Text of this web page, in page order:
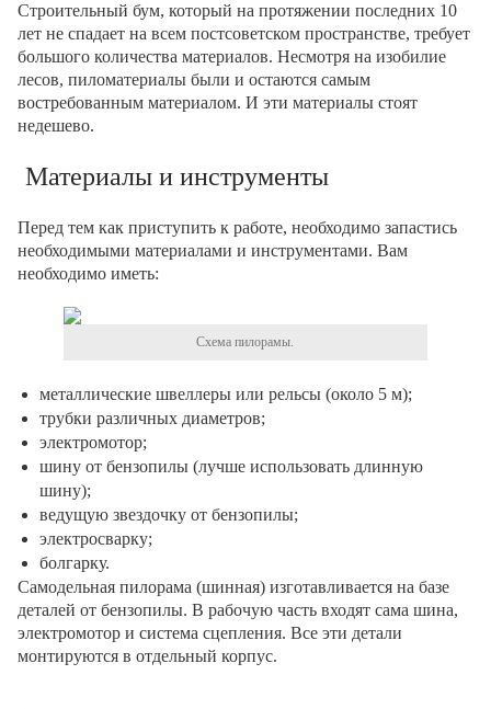
Строительный бум, который на протяжении последних 10
лет не спадает на всем постсоветском пространстве, требует
большого количества материалов. Несмотря на изобилие
лесов, пиломатериалы были и остаются самым
востребованным материалом. И эти материалы стоят
недешево.
Материалы и инструменты
Перед тем как приступить к работе, необходимо запастись
необходимыми материалами и инструментами. Вам
необходимо иметь:
Схема пилорамы.
металлические швеллеры или рельсы (около 5 м);
трубки различных диаметров;
электромотор;
шину от бензопилы (лучше использовать длинную
шину);
ведущую звездочку от бензопилы;
электросварку;
болгарку.
Самодельная пилорама (шинная) изготавливается на базе
деталей от бензопилы. В рабочую часть входят сама шина,
электромотор и система сцепления. Все эти детали
монтируются в отдельный корпус.